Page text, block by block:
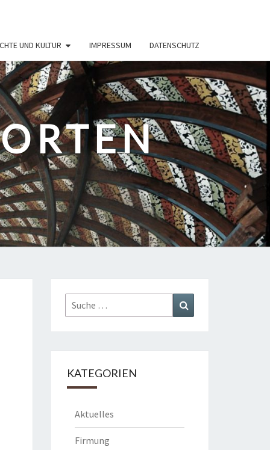
UND KULTUR IMPRESSUM DATENSCHUTZ
Suche
nach:
KATEGORIEN
Aktuelles
Firmung